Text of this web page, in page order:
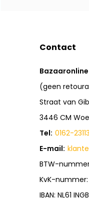
Contact
(geen
Straat van
3446 CM
Tel: 0162-
E-mail:
BTW-
KvK-
IBAN: NL61